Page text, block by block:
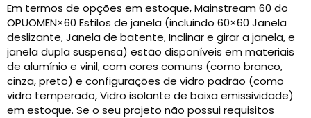
Em termos de opções em estoque, Mainstream 60 do
OPUOMEN×60 Estilos de janela (incluindo 60×60 Janela
deslizante, Janela de batente, Inclinar e girar a janela, e
janela dupla suspensa) estão disponíveis em materiais
de alumínio e vinil, com cores comuns (como branco,
cinza, preto) e configurações de vidro padrão (como
vidro temperado, Vidro isolante de baixa emissividade)
em estoque. Se o seu projeto não possui requisitos